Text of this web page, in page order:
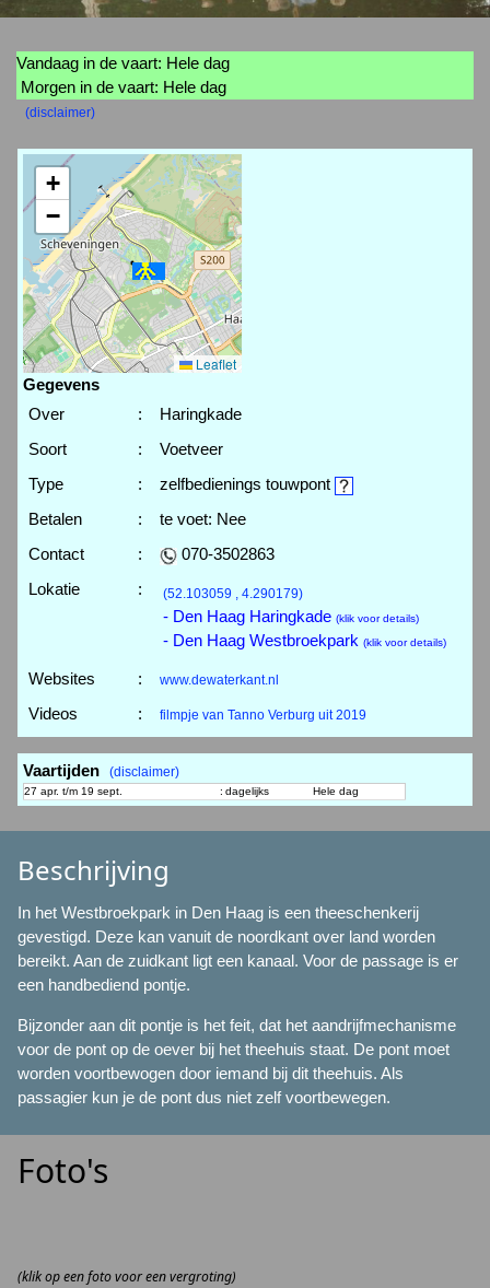
Vandaag in de vaart: Hele dag
Morgen in de vaart: Hele dag
(disclaimer)
+
−
Leaflet
Gegevens
Over
:
Haringkade
Soort
:
Voetveer
Type
:
zelfbedienings touwpont
Betalen
:
te voet: Nee
Contact
:
070-3502863
Lokatie
: (52.103059 , 4.290179)
- Den Haag Haringkade (klik voor details)
- Den Haag Westbroekpark (klik voor details)
Websites : www.dewaterkant.nl
Videos : filmpje van Tanno Verburg uit 2019
Vaartijden (disclaimer)
27 apr. t/m 19 sept. : dagelijks Hele dag
Beschrijving
In het Westbroekpark in Den Haag is een theeschenkerij
gevestigd. Deze kan vanuit de noordkant over land worden
bereikt. Aan de zuidkant ligt een kanaal. Voor de passage is er
een handbediend pontje.
Bijzonder aan dit pontje is het feit, dat het aandrijfmechanisme
voor de pont op de oever bij het theehuis staat. De pont moet
worden voortbewogen door iemand bij dit theehuis. Als
passagier kun je de pont dus niet zelf voortbewegen.
Foto's
(klik op een foto voor een vergroting)